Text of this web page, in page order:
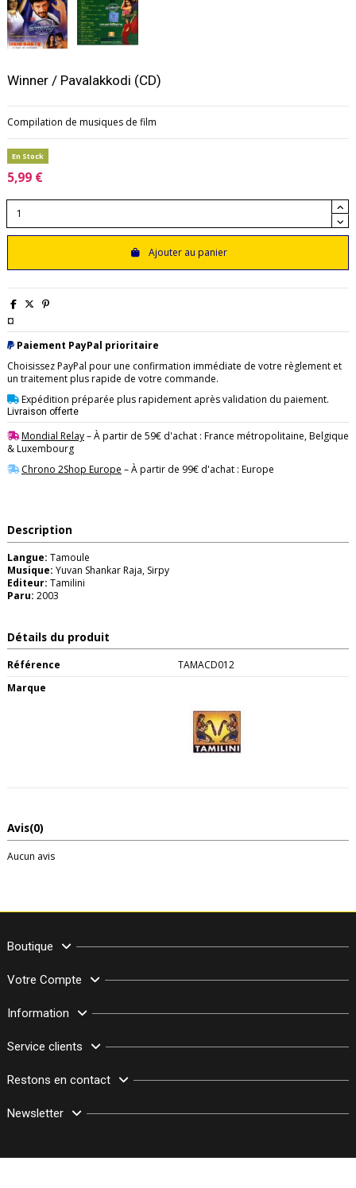
Winner / Pavalakkodi (CD)
Compilation de musiques de film
En Stock
5,99 €
Ajouter au panier
¤
Paiement PayPal prioritaire
Choisissez PayPal pour une confirmation immédiate de votre règlement et
un traitement plus rapide de votre commande.
Expédition préparée plus rapidement après validation du paiement.
Livraison offerte
Mondial Relay– À partir de 59€ d'achat : France métropolitaine, Belgique
& Luxembourg
Chrono 2Shop Europe – À partir de 99€ d'achat : Europe
Description
Langue: Tamoule
Musique: Yuvan Shankar Raja, Sirpy
Editeur: Tamilini
Paru: 2003
Détails du produit
Référence
TAMACD012
Marque
Avis(0)
Aucun avis
Boutique
Votre Compte
Information
Service clients
Restons en contact
Newsletter